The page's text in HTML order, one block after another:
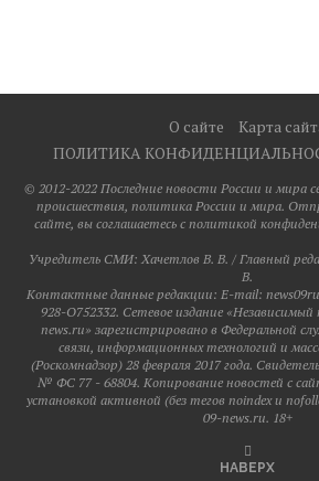
О сайте
Карта
ПОЛИТИКА
© 2012-2022 Последние новости России и мира
происшествия, политика России и мира.
сайте, вы соглашаетесь с политикой
Учредитель СМИ: Хaчeтлoв B. B. / Главный
B.
Контактные данные редакции: E-mail:
928-O752332. Сетевое издание
news.ru» зарегистрировано в Федеральной
связи, информационных технологий и
(Роскомнадзор) 28 февраля 2017 года.
№ ФС 77 - 68804. Копирование новостей с
установкой активной (без тегов noindex и
09-news.ru. 18+
НАВЕРХ